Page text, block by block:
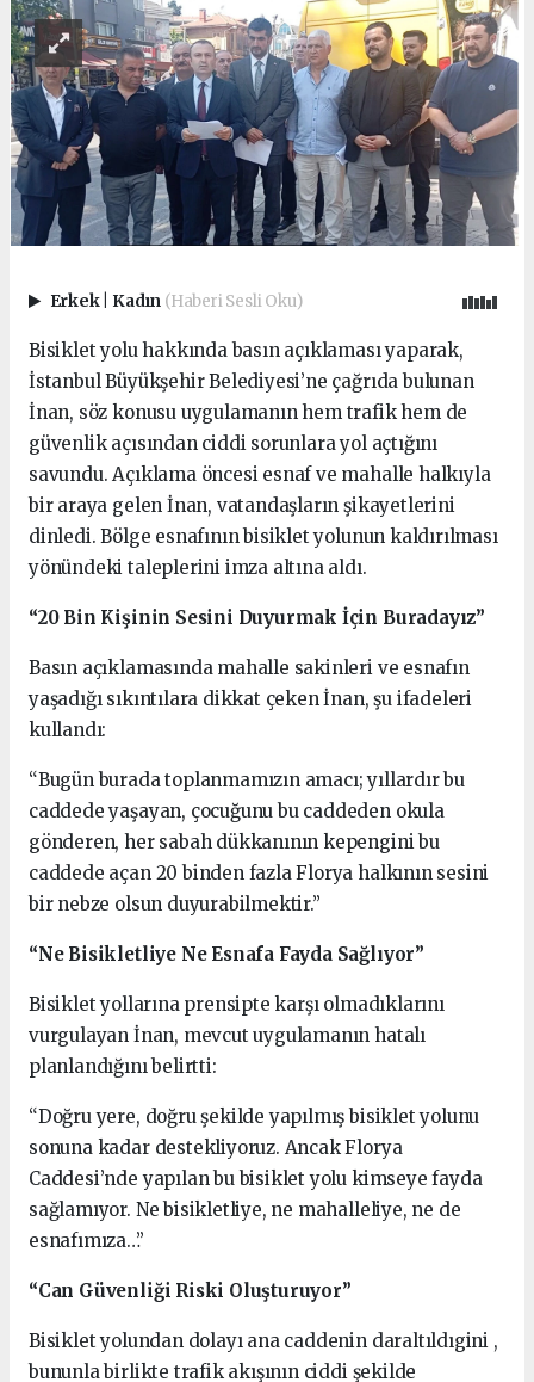
Erkek Kadın (Haberi Sesli Oku)
Bisiklet yolu hakkında basın açıklaması yaparak,
İstanbul Büyükşehir Belediyesi’ne çağrıda bulunan
İnan, söz konusu uygulamanın hem trafik hem de
güvenlik açısından ciddi sorunlara yol açtığını
savundu. Açıklama öncesi esnaf ve mahalle halkıyla
bir araya gelen İnan, vatandaşların şikayetlerini
dinledi. Bölge esnafının bisiklet yolunun kaldırılması
yönündeki taleplerini imza altına aldı.
“20 Bin Kişinin Sesini Duyurmak İçin Buradayız”
Basın açıklamasında mahalle sakinleri ve esnafın
yaşadığı sıkıntılara dikkat çeken İnan, şu ifadeleri
kullandı:
“Bugün burada toplanmamızın amacı; yıllardır bu
caddede yaşayan, çocuğunu bu caddeden okula
gönderen, her sabah dükkanının kepengini bu
caddede açan 20 binden fazla Florya halkının sesini
bir nebze olsun duyurabilmektir.”
“Ne Bisikletliye Ne Esnafa Fayda Sağlıyor”
Bisiklet yollarına prensipte karşı olmadıklarını
vurgulayan İnan, mevcut uygulamanın hatalı
planlandığını belirtti:
“Doğru yere, doğru şekilde yapılmış bisiklet yolunu
sonuna kadar destekliyoruz. Ancak Florya
Caddesi’nde yapılan bu bisiklet yolu kimseye fayda
sağlamıyor. Ne bisikletliye, ne mahalleliye, ne de
esnafımıza…”
“Can Güvenliği Riski Oluşturuyor”
Bisiklet yolundan dolayı ana caddenin daraltıldıgini ,
bununla birlikte trafik akışının ciddi şekilde